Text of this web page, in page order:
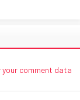
your comment data